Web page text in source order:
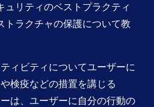
ュリティのベストプラクティ
トラクチャの保護について教
ィビティについてユーザーに
検疫などの措置を講じる
は、ユーザーに自分の行動の